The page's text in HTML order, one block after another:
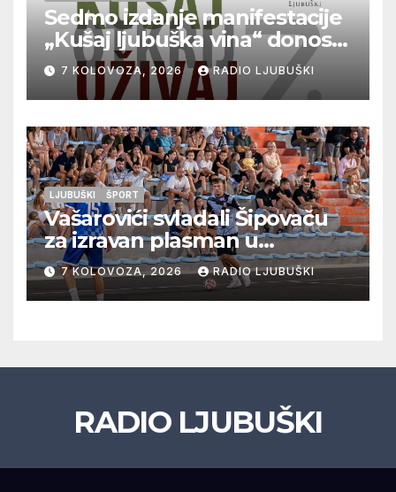
Sedmo izdanje manifestacije
„Kušaj ljubuška vina“ donosi
vrhunska vina, gastronomiju i
glazbu
7 KOLOVOZA, 2026 RADIO LJUBUŠKI
LJUBUŠKI ŠPORT
Vašarovići svladali Šipovaču
za izravan plasman u
četvrtfinale, Grab izborio
prolazak dalje, Klobuk ispao,
večeras počinje četvrtfinale
7 KOLOVOZA, 2026 RADIO LJUBUŠKI
RADIO LJUBUŠKI